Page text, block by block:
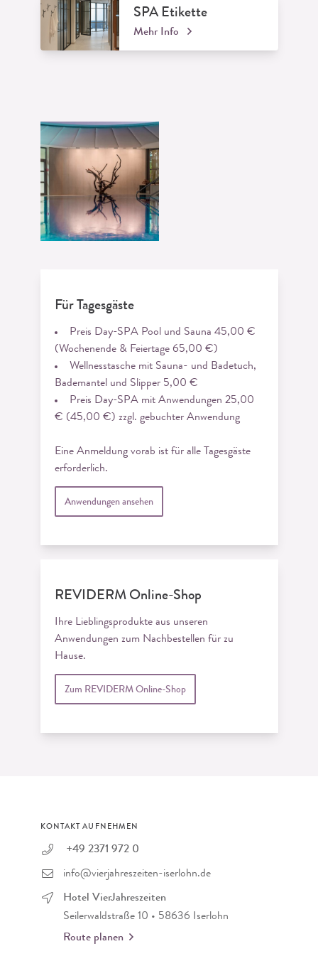
SPA Etikette
Mehr Info
Für Tagesgäste
Preis Day-SPA Pool und Sauna 45,00 €
(Wochenende & Feiertage 65,00 €)
Wellnesstasche mit Sauna- und Badetuch,
Bademantel und Slipper 5,00 €
Preis Day-SPA mit Anwendungen 25,00
€ (45,00 €) zzgl. gebuchter Anwendung
Eine Anmeldung vorab ist für alle Tagesgäste
erforderlich.
Anwendungen ansehen
REVIDERM Online-Shop
Ihre Lieblingsprodukte aus unseren
Anwendungen zum Nachbestellen für zu
Hause.
Zum REVIDERM Online-Shop
KONTAKT AUFNEHMEN
+49 2371 972 0
info@vierjahreszeiten-iserlohn.de
Hotel VierJahreszeiten
Seilerwaldstraße 10 • 58636 Iserlohn
Route planen